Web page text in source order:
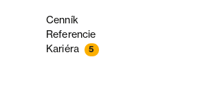
Cenník
Referencie
Kariéra 5